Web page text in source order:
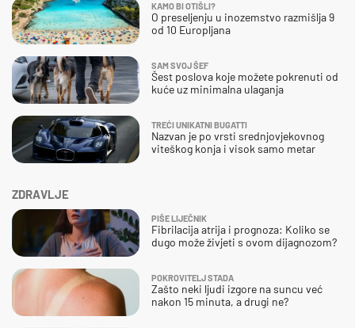
ZDRAVLJE
PIŠE LIJEČNIK
Fibrilacija atrija i prognoza: Koliko se
dugo može živjeti s ovom dijagnozom?
POKROVITELJ STADA
Zašto neki ljudi izgore na suncu već
nakon 15 minuta, a drugi ne?
KAMO BI OTIŠLI?
O preseljenju u inozemstvo razmišlja 9
od 10 Europljana
SAM SVOJ ŠEF
Šest poslova koje možete pokrenuti od
kuće uz minimalna ulaganja
TREĆI UNIKATNI BUGATTI
Nazvan je po vrsti srednjovjekovnog
viteškog konja i visok samo metar